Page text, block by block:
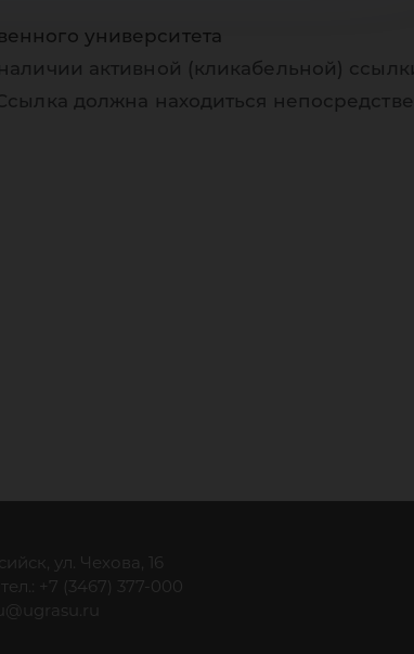
университета
активной (кликабельной)
должна находиться
ул. Чехова, 16
+7 (3467) 377-000